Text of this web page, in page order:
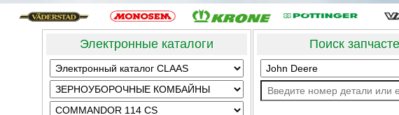
Электронные каталоги Поиск